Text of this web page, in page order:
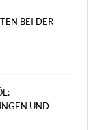
BEI DER
UND